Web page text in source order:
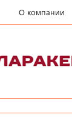
О компании